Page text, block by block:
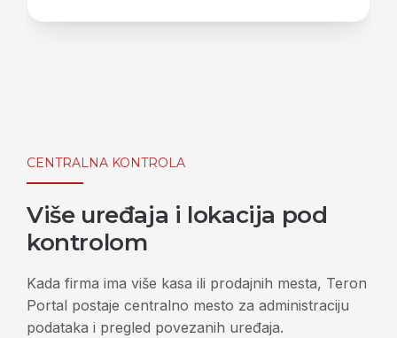
CENTRALNA KONTROLA
Više uređaja i lokacija pod
kontrolom
Kada firma ima više kasa ili prodajnih mesta, Teron
Portal postaje centralno mesto za administraciju
podataka i pregled povezanih uređaja.